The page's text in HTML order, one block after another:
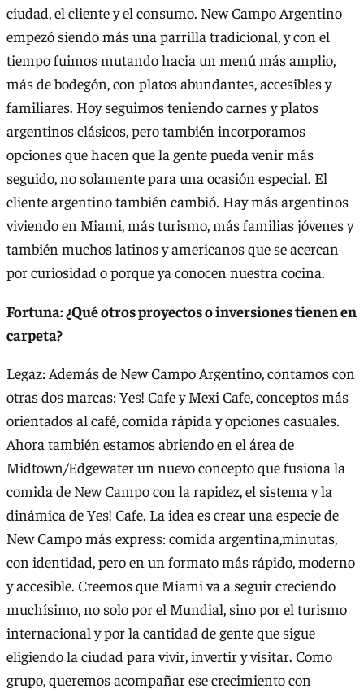
ciudad, el cliente y el consumo. New Campo Argentino
empezó siendo más una parrilla tradicional, y con el
tiempo fuimos mutando hacia un menú más amplio,
más de bodegón, con platos abundantes, accesibles y
familiares. Hoy seguimos teniendo carnes y platos
argentinos clásicos, pero también incorporamos
opciones que hacen que la gente pueda venir más
seguido, no solamente para una ocasión especial. El
cliente argentino también cambió. Hay más argentinos
viviendo en Miami, más turismo, más familias jóvenes y
también muchos latinos y americanos que se acercan
por curiosidad o porque ya conocen nuestra cocina.
Fortuna: ¿Qué otros proyectos o inversiones tienen en
carpeta?
Legaz: Además de New Campo Argentino, contamos con
otras dos marcas: Yes! Cafe y Mexi Cafe, conceptos más
orientados al café, comida rápida y opciones casuales.
Ahora también estamos abriendo en el área de
Midtown/Edgewater un nuevo concepto que fusiona la
comida de New Campo con la rapidez, el sistema y la
dinámica de Yes! Cafe. La idea es crear una especie de
New Campo más express: comida argentina,minutas,
con identidad, pero en un formato más rápido, moderno
y accesible. Creemos que Miami va a seguir creciendo
muchísimo, no solo por el Mundial, sino por el turismo
internacional y por la cantidad de gente que sigue
eligiendo la ciudad para vivir, invertir y visitar. Como
grupo, queremos acompañar ese crecimiento con